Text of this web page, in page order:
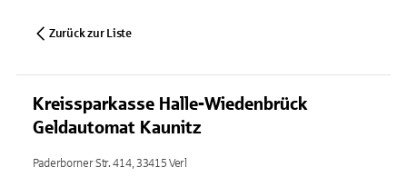
Zurück zur Liste
Kreissparkasse Halle-Wiedenbrück
Geldautomat Kaunitz
Paderborner Str. 414, 33415 Verl